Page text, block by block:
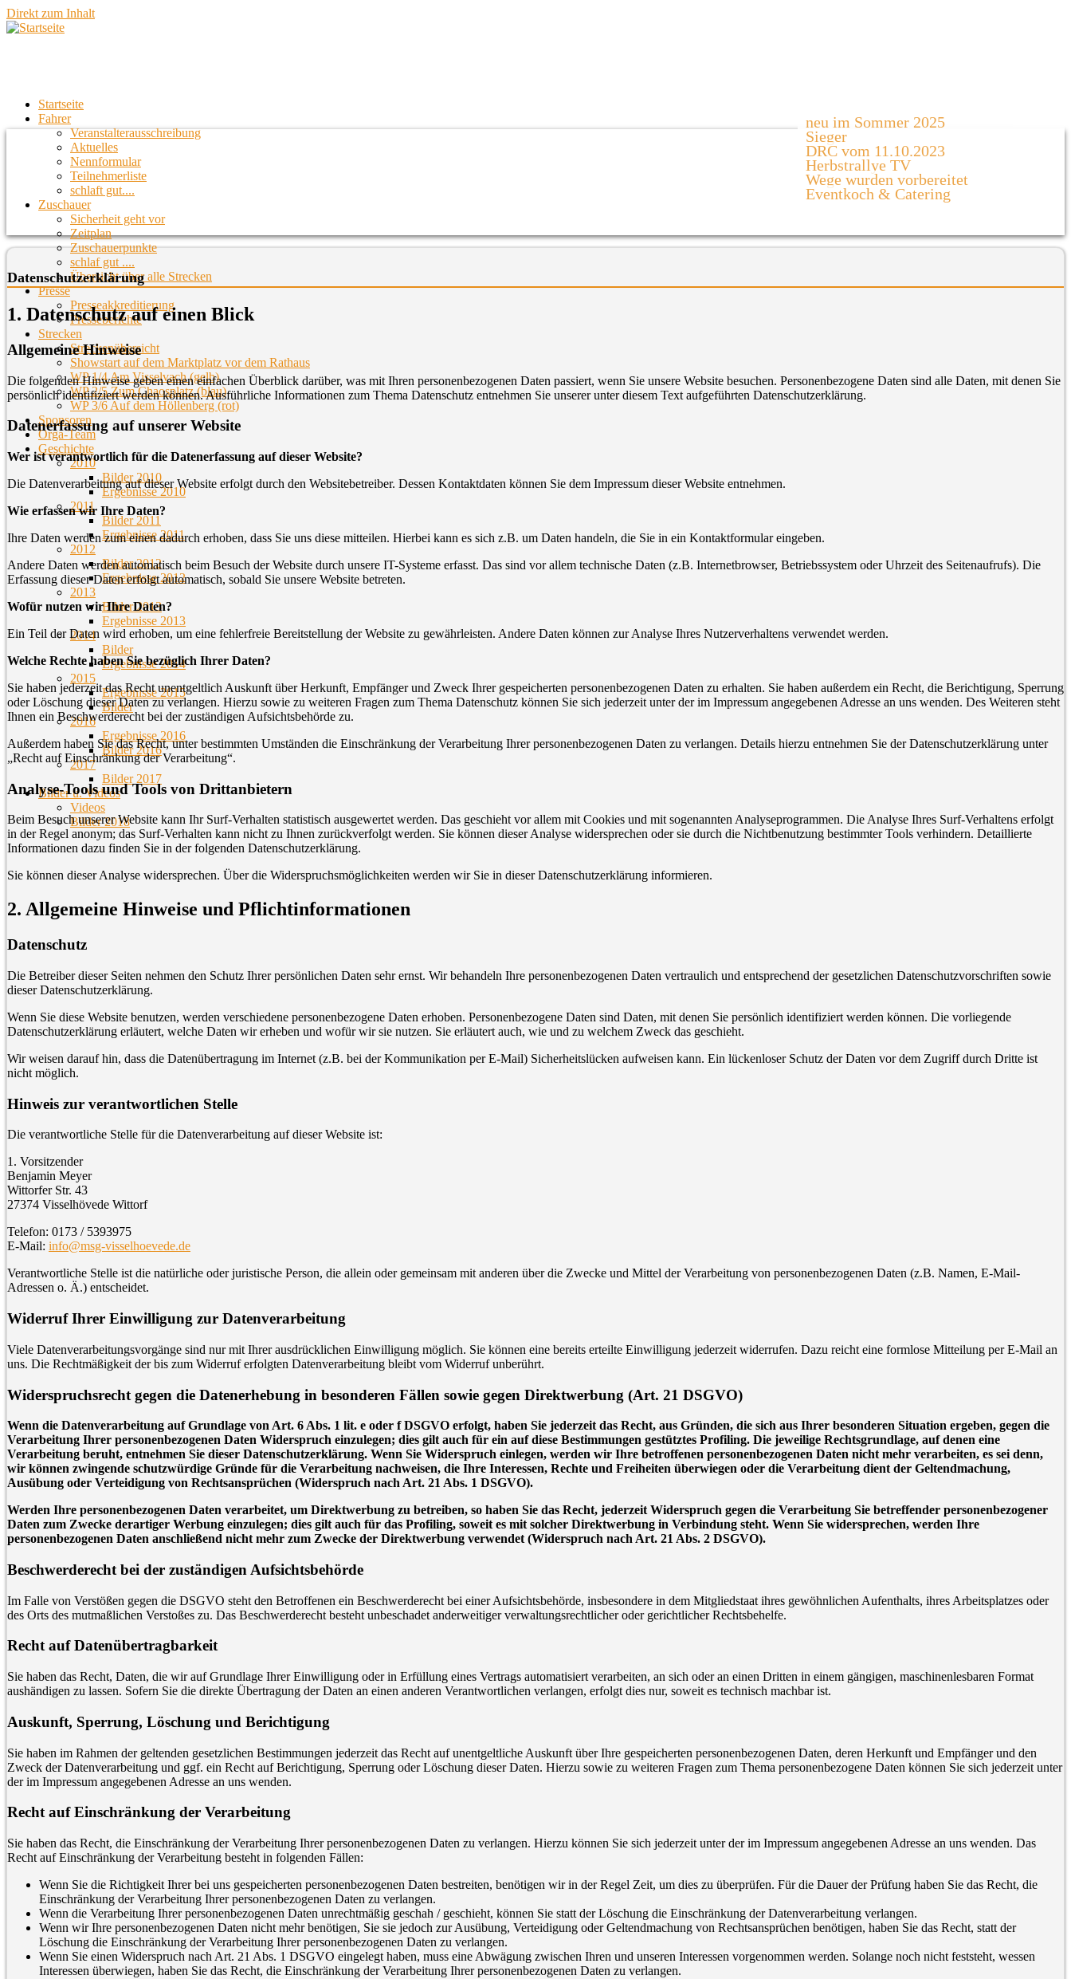
Direkt zum Inhalt
Startseite
Fahrer
Veranstalterausschreibung
Aktuelles
Nennformular
Teilnehmerliste
schlaft gut....
Zuschauer
Sicherheit geht vor
Zeitplan
Zuschauerpunkte
schlaf gut ....
Übersicht über alle Strecken
Presse
Presseakkreditierung
Presseberichte
Strecken
Streckenübersicht
Showstart auf dem Marktplatz vor dem Rathaus
WP 1/4 Am Visselvach (gelb)
WP 2/5 Zum Chaosplatz (blau)
WP 3/6 Auf dem Höllenberg (rot)
Sponsoren
Orga-Team
Geschichte
2010
Bilder 2010
Ergebnisse 2010
2011
Bilder 2011
Ergebnisse 2011
2012
Bilder 2012
Ergebnisse 2012
2013
Bilder 2013
Ergebnisse 2013
2014
Bilder
Ergebnisse 2014
2015
Ergebnisse 2015
Bilder
2016
Ergebnisse 2016
Bilder 2016
2017
Bilder 2017
Bilder u. Videos
Videos
Bilder 2018
neu im Sommer 2025
Sieger
DRC vom 11.10.2023
Herbstrallye TV
Wege wurden vorbereitet
Eventkoch & Catering
Datenschutzerklärung
1. Datenschutz auf einen Blick
Allgemeine Hinweise
Die folgenden Hinweise geben einen einfachen Überblick darüber, was mit Ihren personenbezogenen Daten passiert, wenn Sie unsere Website besuchen. Personenbezogene Daten sind alle Daten, mit denen Sie
persönlich identifiziert werden können. Ausführliche Informationen zum Thema Datenschutz entnehmen Sie unserer unter diesem Text aufgeführten Datenschutzerklärung.
Datenerfassung auf unserer Website
Wer ist verantwortlich für die Datenerfassung auf dieser Website?
Die Datenverarbeitung auf dieser Website erfolgt durch den Websitebetreiber. Dessen Kontaktdaten können Sie dem Impressum dieser Website entnehmen.
Wie erfassen wir Ihre Daten?
Ihre Daten werden zum einen dadurch erhoben, dass Sie uns diese mitteilen. Hierbei kann es sich z.B. um Daten handeln, die Sie in ein Kontaktformular eingeben.
Andere Daten werden automatisch beim Besuch der Website durch unsere IT-Systeme erfasst. Das sind vor allem technische Daten (z.B. Internetbrowser, Betriebssystem oder Uhrzeit des Seitenaufrufs). Die
Erfassung dieser Daten erfolgt automatisch, sobald Sie unsere Website betreten.
Wofür nutzen wir Ihre Daten?
Ein Teil der Daten wird erhoben, um eine fehlerfreie Bereitstellung der Website zu gewährleisten. Andere Daten können zur Analyse Ihres Nutzerverhaltens verwendet werden.
Welche Rechte haben Sie bezüglich Ihrer Daten?
Sie haben jederzeit das Recht unentgeltlich Auskunft über Herkunft, Empfänger und Zweck Ihrer gespeicherten personenbezogenen Daten zu erhalten. Sie haben außerdem ein Recht, die Berichtigung, Sperrung
oder Löschung dieser Daten zu verlangen. Hierzu sowie zu weiteren Fragen zum Thema Datenschutz können Sie sich jederzeit unter der im Impressum angegebenen Adresse an uns wenden. Des Weiteren steht
Ihnen ein Beschwerderecht bei der zuständigen Aufsichtsbehörde zu.
Außerdem haben Sie das Recht, unter bestimmten Umständen die Einschränkung der Verarbeitung Ihrer personenbezogenen Daten zu verlangen. Details hierzu entnehmen Sie der Datenschutzerklärung unter
„Recht auf Einschränkung der Verarbeitung“.
Analyse-Tools und Tools von Drittanbietern
Beim Besuch unserer Website kann Ihr Surf-Verhalten statistisch ausgewertet werden. Das geschieht vor allem mit Cookies und mit sogenannten Analyseprogrammen. Die Analyse Ihres Surf-Verhaltens erfolgt
in der Regel anonym; das Surf-Verhalten kann nicht zu Ihnen zurückverfolgt werden. Sie können dieser Analyse widersprechen oder sie durch die Nichtbenutzung bestimmter Tools verhindern. Detaillierte
Informationen dazu finden Sie in der folgenden Datenschutzerklärung.
Sie können dieser Analyse widersprechen. Über die Widerspruchsmöglichkeiten werden wir Sie in dieser Datenschutzerklärung informieren.
2. Allgemeine Hinweise und Pflichtinformationen
Datenschutz
Die Betreiber dieser Seiten nehmen den Schutz Ihrer persönlichen Daten sehr ernst. Wir behandeln Ihre personenbezogenen Daten vertraulich und entsprechend der gesetzlichen Datenschutzvorschriften sowie
dieser Datenschutzerklärung.
Wenn Sie diese Website benutzen, werden verschiedene personenbezogene Daten erhoben. Personenbezogene Daten sind Daten, mit denen Sie persönlich identifiziert werden können. Die vorliegende
Datenschutzerklärung erläutert, welche Daten wir erheben und wofür wir sie nutzen. Sie erläutert auch, wie und zu welchem Zweck das geschieht.
Wir weisen darauf hin, dass die Datenübertragung im Internet (z.B. bei der Kommunikation per E-Mail) Sicherheitslücken aufweisen kann. Ein lückenloser Schutz der Daten vor dem Zugriff durch Dritte ist
nicht möglich.
Hinweis zur verantwortlichen Stelle
Die verantwortliche Stelle für die Datenverarbeitung auf dieser Website ist:
1. Vorsitzender
Benjamin Meyer
Wittorfer Str. 43
27374 Visselhövede Wittorf
Telefon: 0173 / 5393975
E-Mail: info@msg-visselhoevede.de
Verantwortliche Stelle ist die natürliche oder juristische Person, die allein oder gemeinsam mit anderen über die Zwecke und Mittel der Verarbeitung von personenbezogenen Daten (z.B. Namen, E-Mail-
Adressen o. Ä.) entscheidet.
Widerruf Ihrer Einwilligung zur Datenverarbeitung
Viele Datenverarbeitungsvorgänge sind nur mit Ihrer ausdrücklichen Einwilligung möglich. Sie können eine bereits erteilte Einwilligung jederzeit widerrufen. Dazu reicht eine formlose Mitteilung per E-Mail an
uns. Die Rechtmäßigkeit der bis zum Widerruf erfolgten Datenverarbeitung bleibt vom Widerruf unberührt.
Widerspruchsrecht gegen die Datenerhebung in besonderen Fällen sowie gegen Direktwerbung (Art. 21 DSGVO)
Wenn die Datenverarbeitung auf Grundlage von Art. 6 Abs. 1 lit. e oder f DSGVO erfolgt, haben Sie jederzeit das Recht, aus Gründen, die sich aus Ihrer besonderen Situation ergeben, gegen die
Verarbeitung Ihrer personenbezogenen Daten Widerspruch einzulegen; dies gilt auch für ein auf diese Bestimmungen gestütztes Profiling. Die jeweilige Rechtsgrundlage, auf denen eine
Verarbeitung beruht, entnehmen Sie dieser Datenschutzerklärung. Wenn Sie Widerspruch einlegen, werden wir Ihre betroffenen personenbezogenen Daten nicht mehr verarbeiten, es sei denn,
wir können zwingende schutzwürdige Gründe für die Verarbeitung nachweisen, die Ihre Interessen, Rechte und Freiheiten überwiegen oder die Verarbeitung dient der Geltendmachung,
Ausübung oder Verteidigung von Rechtsansprüchen (Widerspruch nach Art. 21 Abs. 1 DSGVO).
Werden Ihre personenbezogenen Daten verarbeitet, um Direktwerbung zu betreiben, so haben Sie das Recht, jederzeit Widerspruch gegen die Verarbeitung Sie betreffender personenbezogener
Daten zum Zwecke derartiger Werbung einzulegen; dies gilt auch für das Profiling, soweit es mit solcher Direktwerbung in Verbindung steht. Wenn Sie widersprechen, werden Ihre
personenbezogenen Daten anschließend nicht mehr zum Zwecke der Direktwerbung verwendet (Widerspruch nach Art. 21 Abs. 2 DSGVO).
Beschwerderecht bei der zuständigen Aufsichtsbehörde
Im Falle von Verstößen gegen die DSGVO steht den Betroffenen ein Beschwerderecht bei einer Aufsichtsbehörde, insbesondere in dem Mitgliedstaat ihres gewöhnlichen Aufenthalts, ihres Arbeitsplatzes oder
des Orts des mutmaßlichen Verstoßes zu. Das Beschwerderecht besteht unbeschadet anderweitiger verwaltungsrechtlicher oder gerichtlicher Rechtsbehelfe.
Recht auf Datenübertragbarkeit
Sie haben das Recht, Daten, die wir auf Grundlage Ihrer Einwilligung oder in Erfüllung eines Vertrags automatisiert verarbeiten, an sich oder an einen Dritten in einem gängigen, maschinenlesbaren Format
aushändigen zu lassen. Sofern Sie die direkte Übertragung der Daten an einen anderen Verantwortlichen verlangen, erfolgt dies nur, soweit es technisch machbar ist.
Auskunft, Sperrung, Löschung und Berichtigung
Sie haben im Rahmen der geltenden gesetzlichen Bestimmungen jederzeit das Recht auf unentgeltliche Auskunft über Ihre gespeicherten personenbezogenen Daten, deren Herkunft und Empfänger und den
Zweck der Datenverarbeitung und ggf. ein Recht auf Berichtigung, Sperrung oder Löschung dieser Daten. Hierzu sowie zu weiteren Fragen zum Thema personenbezogene Daten können Sie sich jederzeit unter
der im Impressum angegebenen Adresse an uns wenden.
Recht auf Einschränkung der Verarbeitung
Sie haben das Recht, die Einschränkung der Verarbeitung Ihrer personenbezogenen Daten zu verlangen. Hierzu können Sie sich jederzeit unter der im Impressum angegebenen Adresse an uns wenden. Das
Recht auf Einschränkung der Verarbeitung besteht in folgenden Fällen:
Wenn Sie die Richtigkeit Ihrer bei uns gespeicherten personenbezogenen Daten bestreiten, benötigen wir in der Regel Zeit, um dies zu überprüfen. Für die Dauer der Prüfung haben Sie das Recht, die
Einschränkung der Verarbeitung Ihrer personenbezogenen Daten zu verlangen.
Wenn die Verarbeitung Ihrer personenbezogenen Daten unrechtmäßig geschah / geschieht, können Sie statt der Löschung die Einschränkung der Datenverarbeitung verlangen.
Wenn wir Ihre personenbezogenen Daten nicht mehr benötigen, Sie sie jedoch zur Ausübung, Verteidigung oder Geltendmachung von Rechtsansprüchen benötigen, haben Sie das Recht, statt der
Löschung die Einschränkung der Verarbeitung Ihrer personenbezogenen Daten zu verlangen.
Wenn Sie einen Widerspruch nach Art. 21 Abs. 1 DSGVO eingelegt haben, muss eine Abwägung zwischen Ihren und unseren Interessen vorgenommen werden. Solange noch nicht feststeht, wessen
Interessen überwiegen, haben Sie das Recht, die Einschränkung der Verarbeitung Ihrer personenbezogenen Daten zu verlangen.